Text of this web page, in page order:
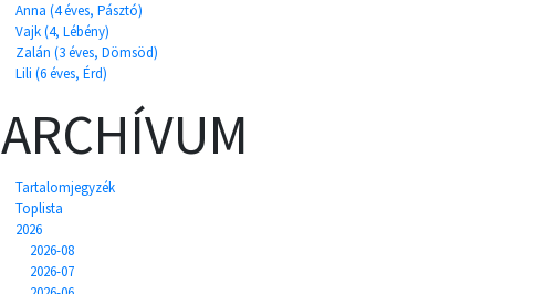
Anna (4 éves, Pásztó)
Vajk (4, Lébény)
Zalán (3 éves, Dömsöd)
Lili (6 éves, Érd)
ARCHÍVUM
Tartalomjegyzék
Toplista
2026
2026-08
2026-07